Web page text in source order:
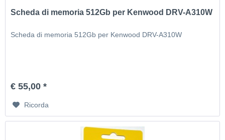
Scheda di memoria 512Gb per Kenwood DRV-A310W
Scheda di memoria 512Gb per Kenwood DRV-A310W
€ 55,00 *
Ricorda